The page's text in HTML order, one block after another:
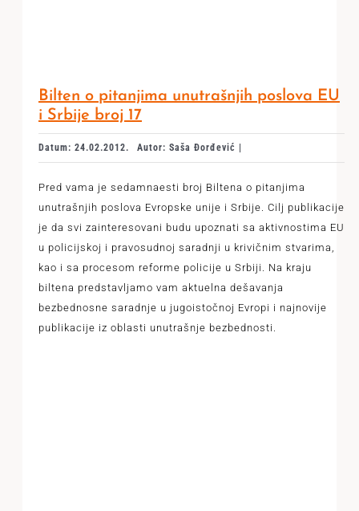
Bilten o pitanjima unutrašnjih poslova EU
i Srbije broj 17
Datum: 24.02.2012. Autor: Saša Đorđević |
Pred vama je sedamnaesti broj Biltena o pitanjima
unutrašnjih poslova Evropske unije i Srbije. Cilj publikacije
je da svi zainteresovani budu upoznati sa aktivnostima EU
u policijskoj i pravosudnoj saradnji u krivičnim stvarima,
kao i sa procesom reforme policije u Srbiji. Na kraju
biltena predstavljamo vam aktuelna dešavanja
bezbednosne saradnje u jugoistočnoj Evropi i najnovije
publikacije iz oblasti unutrašnje bezbednosti.